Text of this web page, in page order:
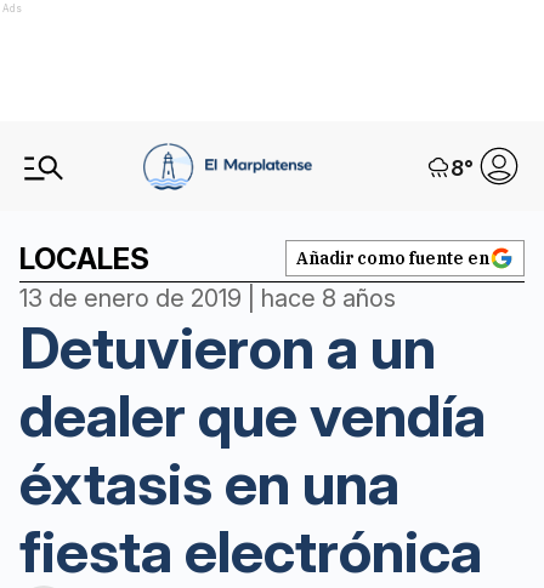
Ads
8°
LOCALES Añadir como fuente en
13 de enero de 2019 | hace 8 años
Detuvieron a un
dealer que vendía
éxtasis en una
fiesta electrónica